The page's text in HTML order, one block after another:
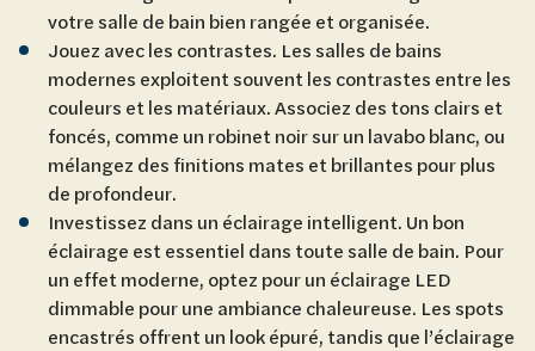
votre salle de bain bien rangée et organisée.
Jouez avec les contrastes. Les salles de bains
modernes exploitent souvent les contrastes entre les
couleurs et les matériaux. Associez des tons clairs et
foncés, comme un robinet noir sur un lavabo blanc, ou
mélangez des finitions mates et brillantes pour plus
de profondeur.
Investissez dans un éclairage intelligent. Un bon
éclairage est essentiel dans toute salle de bain. Pour
un effet moderne, optez pour un éclairage LED
dimmable pour une ambiance chaleureuse. Les spots
encastrés offrent un look épuré, tandis que l’éclairage